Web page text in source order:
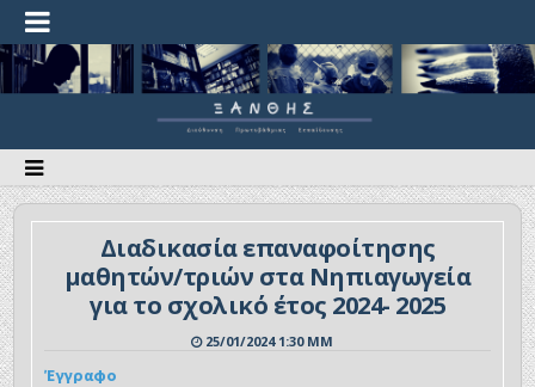
Διαδικασία επαναφοίτησης
μαθητών/τριών στα Νηπιαγωγεία
για το σχολικό έτος 2024- 2025
25/01/2024 1:30 ΜΜ
Έγγραφο